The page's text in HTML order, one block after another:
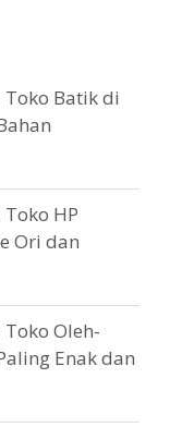
Toko Batik di
HP
Ori dan
Oleh-
Enak dan